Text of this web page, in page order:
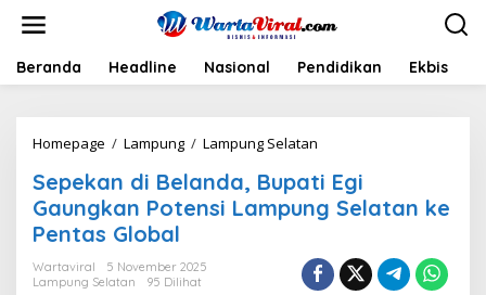
t
Beranda Headline Nasional Pendidikan Ekbis
Homepage / Lampung / Lampung Selatan
p
e
k
n
d
Sepekan di Belanda, Bupati Egi
Gaungkan Potensi Lampung Selatan ke
Pentas Global
Wartaviral
5 November 2025
Lampung Selatan
95 Dilihat